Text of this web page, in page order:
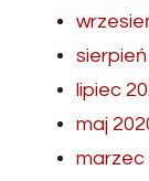
lipiec
maj
marzec